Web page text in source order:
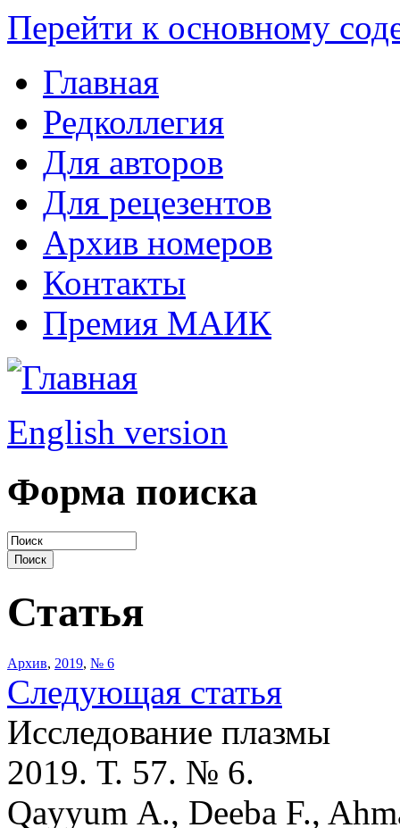
Перейти к основному
Главная
Редколлегия
Для авторов
Для рецезентов
Архив номеров
Контакты
Премия МАИК
English version
Форма поиска
Статья
Архив, 2019, № 6
Следующая статья
Исследование плазмы
2019. Т. 57. № 6.
Qayyum A., Deeba F.,